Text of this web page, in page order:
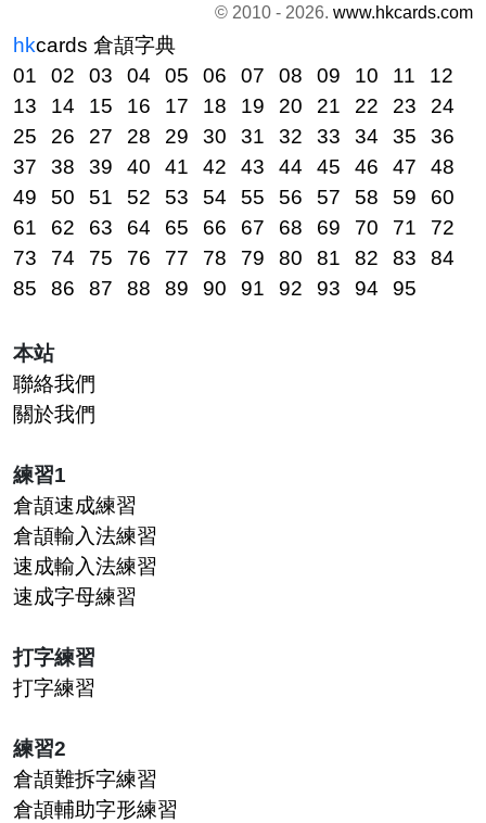
© 2010 - 2026. www.hkcards.com
hkcards 倉頡字典
01
02 03 04 05 06 07 08 09 10 11
12
13
14 15 16 17 18 19 20 21 22 23
24
25
26 27 28 29 30 31 32 33 34 35
36
37
38 39 40 41 42 43 44 45 46 47
48
49
50 51 52 53 54 55 56 57 58 59
60
61
62 63 64 65 66 67 68 69 70 71
72
73
74 75 76 77 78 79 80 81 82 83
84
85
86 87 88 89 90 91 92 93 94 95
本站
聯絡我們
關於我們
練習1
倉頡速成練習
倉頡輸入法練習
速成輸入法練習
速成字母練習
打字練習
打字練習
練習2
倉頡難拆字練習
倉頡輔助字形練習